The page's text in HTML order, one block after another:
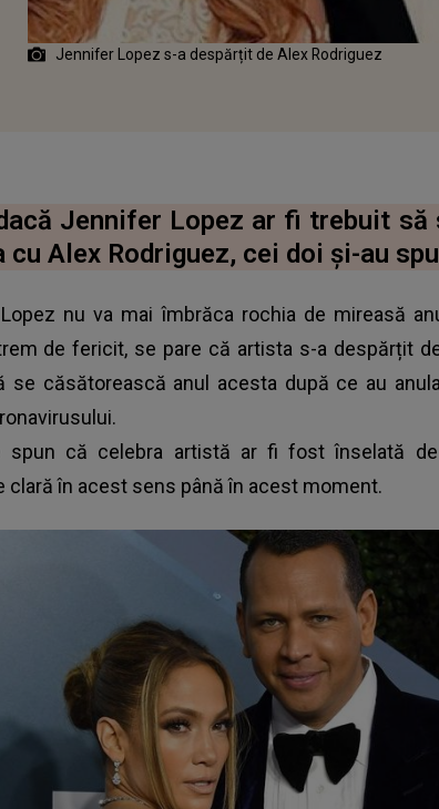
Jennifer Lopez s-a despărțit de Alex Rodriguez
ARTICOLUL
Jennifer Lopez ar fi trebuit să
cu Alex Rodriguez, cei doi și-au
nu va mai îmbrăca rochia de mireasă
de fericit, se pare că artista s-a despărțit
se căsătorească anul acesta după ce au
spun că celebra artistă ar fi fost înselată
clară în acest sens până în acest moment.